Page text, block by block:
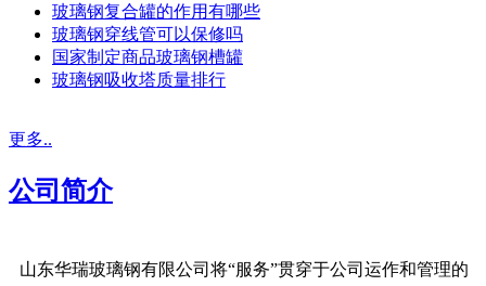
玻璃钢复合罐的作用有哪些
玻璃钢穿线管可以保修吗
国家制定商品玻璃钢槽罐
玻璃钢吸收塔质量排行
更多..
公司简介
山东华瑞玻璃钢有限公司将“服务”贯穿于公司运作和管理的